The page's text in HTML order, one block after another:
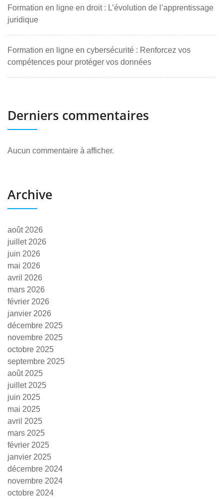
Formation en ligne en droit : L’évolution de l’apprentissage
juridique
Formation en ligne en cybersécurité : Renforcez vos
compétences pour protéger vos données
Derniers commentaires
Aucun commentaire à afficher.
Archive
août 2026
juillet 2026
juin 2026
mai 2026
avril 2026
mars 2026
février 2026
janvier 2026
décembre 2025
novembre 2025
octobre 2025
septembre 2025
août 2025
juillet 2025
juin 2025
mai 2025
avril 2025
mars 2025
février 2025
janvier 2025
décembre 2024
novembre 2024
octobre 2024